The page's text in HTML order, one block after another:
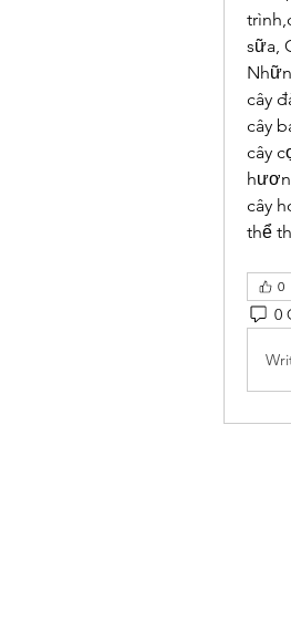
sữa,
cây
cây
cây
cây
thể
0
0